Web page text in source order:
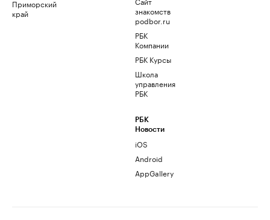
Приморский
край
знакомств
podbor.ru
РБК
Компании
РБК Курсы
Школа
управления
РБК
РБК
Новости
iOS
Android
AppGallery